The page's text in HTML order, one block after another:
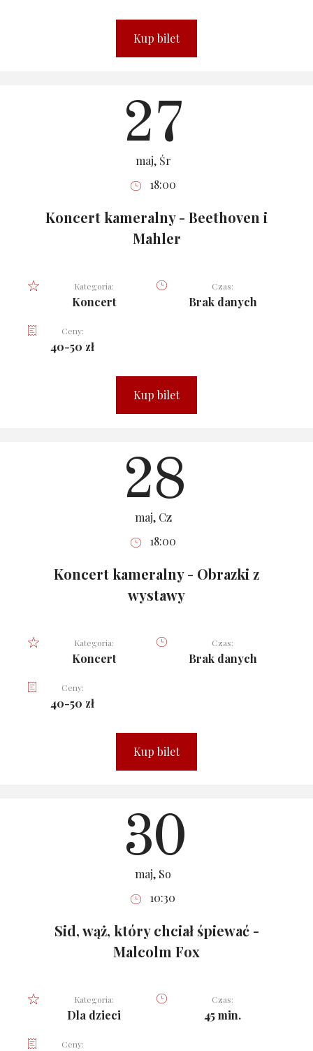
Kup bilet
27
maj, Śr
18:00
Koncert kameralny - Beethoven i
Mahler
Kategoria:
Koncert
Czas:
Brak danych
Ceny:
40-50 zł
Kup bilet
28
maj, Cz
18:00
Koncert kameralny - Obrazki z
wystawy
Kategoria:
Koncert
Czas:
Brak danych
Ceny:
40-50 zł
Kup bilet
30
maj, So
10:30
Sid, wąż, który chciał śpiewać -
Malcolm Fox
Kategoria:
Dla dzieci
Czas:
45 min.
Ceny: